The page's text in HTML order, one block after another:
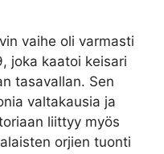
vaihe oli varmasti
joka kaatoi keisari
tasavallan. Sen
valtakausia ja
liittyy myös
orjien tuonti